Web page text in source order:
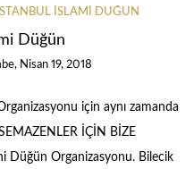
İSTANBUL İSLAMI DÜĞÜN
Düğün
Nisan 19, 2018
için aynı zamanda
İÇİN BİZE
Düğün Organizasyonu. Bilecik